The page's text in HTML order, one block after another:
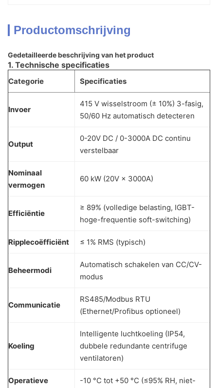
Productomschrijving
Gedetailleerde beschrijving van het product
1. Technische specificaties
Categorie Specificaties
Invoer
415 V wisselstroom (± 10%) 3-fasig,
50/60 Hz automatisch detecteren
Output
0-20V DC / 0-3000A DC continu
verstelbaar
Nominaal
vermogen
60 kW (20V × 3000A)
Efficiëntie
≥ 89% (volledige belasting, IGBT-
hoge-frequentie soft-switching)
Ripplecoëfficiënt ≤ 1% RMS (typisch)
Beheermodi
Automatisch schakelen van CC/CV-
modus
Communicatie
RS485/Modbus RTU
(Ethernet/Profibus optioneel)
Koeling
Intelligente luchtkoeling (IP54,
dubbele redundante centrifuge
ventilatoren)
Operatieve -10 °C tot +50 °C (≤95% RH, niet-